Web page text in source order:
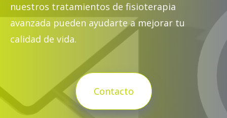
nuestros tratamientos de fisioterapia
avanzada pueden ayudarte a mejorar tu
calidad de vida.
Contacto